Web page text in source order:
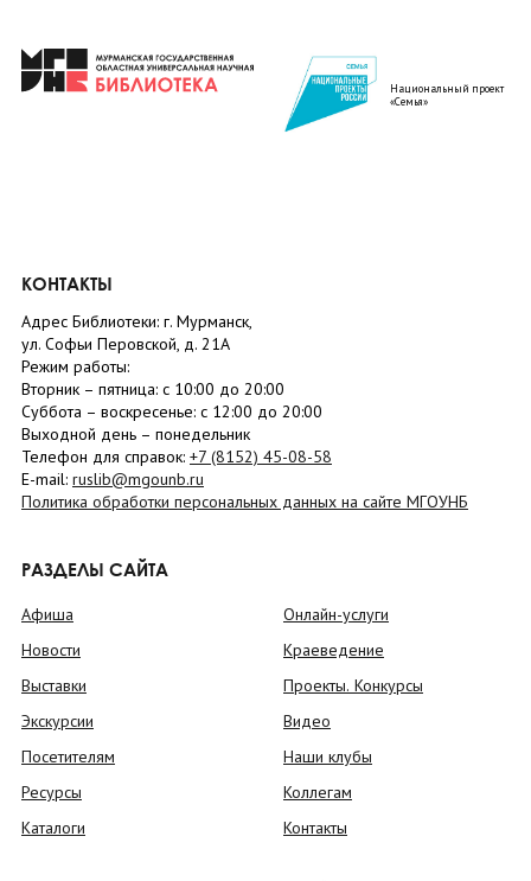
Национальный проект
«Семья»
КОНТАКТЫ
Адрес Библиотеки: г. Мурманск,
ул. Софьи Перовской, д. 21А
Режим работы:
Вторник – пятница: с 10:00 до 20:00
Суббота – воскресенье: c 12:00 до 20:00
Выходной день – понедельник
Телефон для справок: +7 (8152) 45-08-58
E-mail: ruslib@mgounb.ru
Политика обработки персональных данных на сайте МГОУНБ
РАЗДЕЛЫ САЙТА
Афиша
Новости
Выставки
Экскурсии
Посетителям
Ресурсы
Каталоги
Онлайн-услуги
Краеведение
Проекты. Конкурсы
Видео
Наши клубы
Коллегам
Контакты